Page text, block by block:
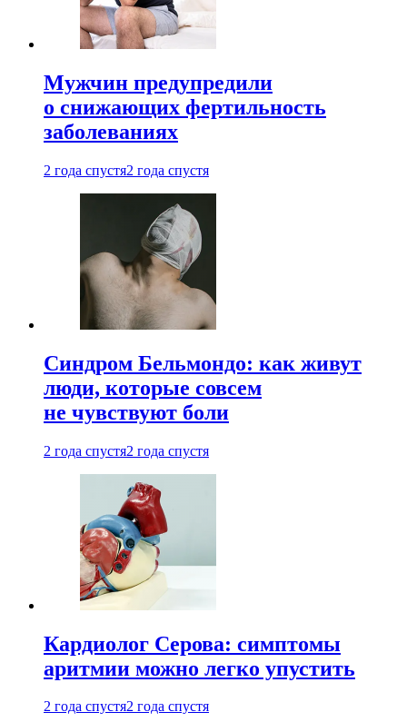
Мужчин предупредили
о снижающих фертильность
заболеваниях
2 года спустя2 года спустя
Синдром Бельмондо: как живут
люди, которые совсем
не чувствуют боли
2 года спустя2 года спустя
Кардиолог Серова: симптомы
аритмии можно легко упустить
2 года спустя2 года спустя